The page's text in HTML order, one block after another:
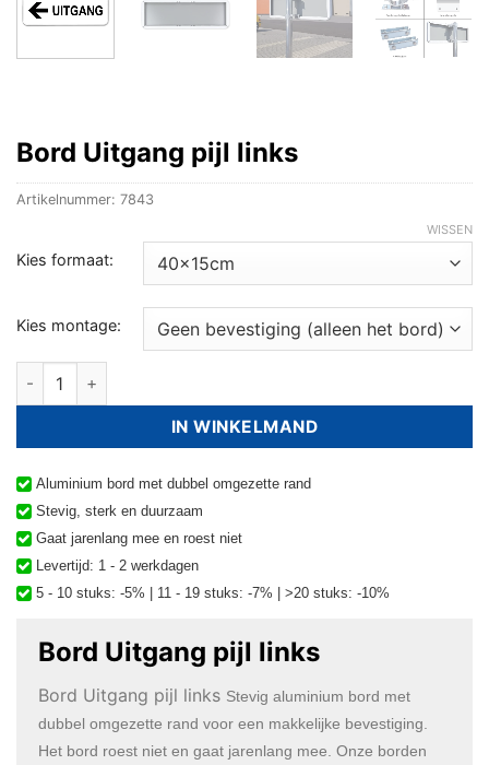
Bord Uitgang pijl links
Artikelnummer: 7843
Kies formaat:
Kies montage:
WISSEN
Bord Uitgang pijl links aantal
IN WINKELMAND
Aluminium bord met dubbel omgezette rand
Stevig, sterk en duurzaam
Gaat jarenlang mee en roest niet
Levertijd: 1 - 2 werkdagen
5 - 10 stuks: -5% | 11 - 19 stuks: -7% | >20 stuks: -10%
Bord Uitgang pijl links
Bord Uitgang pijl links Stevig aluminium bord met
dubbel omgezette rand voor een makkelijke bevestiging.
Het bord roest niet en gaat jarenlang mee. Onze borden